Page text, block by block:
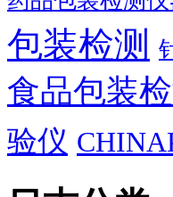
包装检测
食品包装
验仪